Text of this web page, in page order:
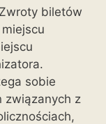
biletów
sobie
związanych z